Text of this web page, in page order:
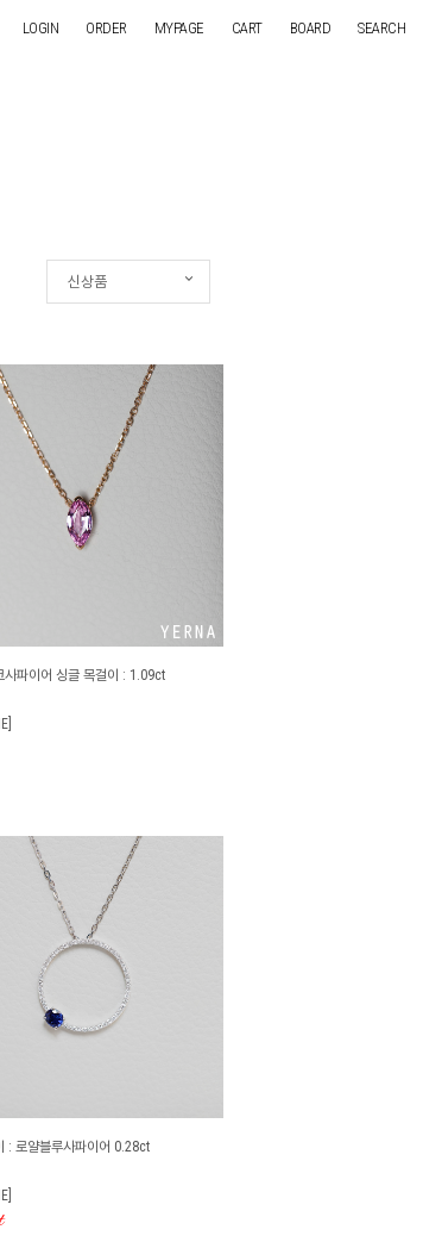
LOGIN ORDER MYPAGE CART BOARD SEARCH
신상품
인기순
낮은가격
높은가격
제조사
사파이어 싱글 목걸이 : 1.09ct
: 로얄블루사파이어 0.28ct